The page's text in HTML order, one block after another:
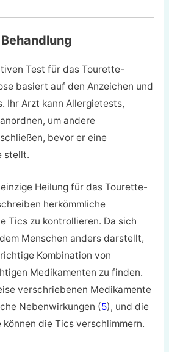
Test für das Tourette-
basiert auf den Anzeichen und
Ihr Arzt kann Allergietests,
um andere
bevor er eine
stellt.
Heilung für das Tourette-
herkömmliche
Tics zu kontrollieren. Da sich
Menschen anders darstellt,
Kombination von
Medikamenten zu finden.
verschriebenen Medikamente
Nebenwirkungen (5), und die
die Tics verschlimmern.